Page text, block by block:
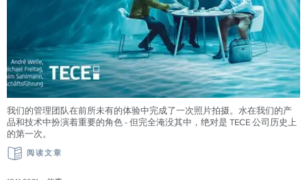
我们的管理团队在前所未有的体验中完成了一次照片拍摄。水在我们的产
品和技术中扮演着重要的角色 - 但完全淹没其中，绝对是 TECE 公司历史上
的第一次。
阅读文章